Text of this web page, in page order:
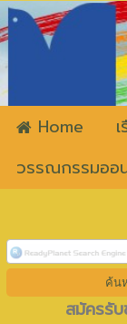
Home
วรรณกรรมออ
สมัครรับ